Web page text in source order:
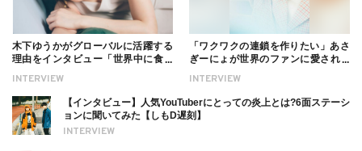
INTERVIEW
木下ゆうかがグローバルに活躍する
理由をインタビュー「世界中に食べ
ついても
INTERVIEW
「ワクワクの連鎖を作りたい」あさ
ぎーにょが世界のファンに愛される
INTERVIEW
【インタビュー】人気YouTuberにとっての炎上とは?6面ステーシ
ョンに聞いてみた【しもD遅刻】